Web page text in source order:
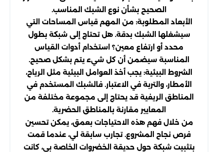
الصحيح بشأن نوع الشبك المناسب.
الأبعاد المطلوبة: من المهم قياس المساحات التي
سيشغلها الشبك بدقة. هل تحتاج إلى شبكة بطول
محدد أو ارتفاع معين؟ استخدام أدوات القياس
المناسبة سيضمن أن كل شيء يتم بشكل صحيح.
الشروط البيئية: يجب أخذ العوامل البيئية مثل الرياح،
الأمطار، والتربة في الاعتبار. فالشبك المستخدم في
المناطق الريفية قد يحتاج إلى مجموعة مختلفة من
المعايير مقارنة بالمناطق الحضرية.
من خلال فهم هذه الاحتياجات بعمق، يمكن تحسين
فرص نجاح المشروع. تجارب سابقة لي، عندما قمت
بتثبيت شبكة حول حديقة الخضروات الخاصة بي، كانت